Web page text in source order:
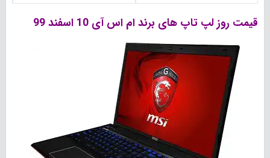
قیمت روز لپ تاپ های برند ام اس آی 10 اسفند 99